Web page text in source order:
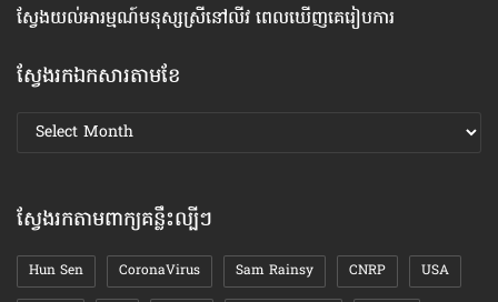
ស្វែង​យល់​អារម្មណ៍​មនុស្ស​ស្រី​នៅ​លីវ ពេល​ឃើញ​គេ​រៀបការ
ស្វែងរកឯកសារតាមខែ
ស្វែងរក
ឯកសារ
ស្វែងរកតាមពាក្យគន្លឹះល្បីៗ
Hun Sen CoronaVirus Sam Rainsy CNRP USA